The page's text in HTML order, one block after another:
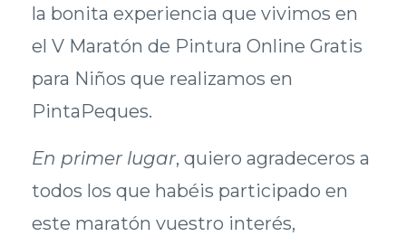
la bonita experiencia que vivimos en
el V Maratón de Pintura Online Gratis
para Niños que realizamos en
PintaPeques.
En primer lugar, quiero agradeceros a
todos los que habéis participado en
este maratón vuestro interés,